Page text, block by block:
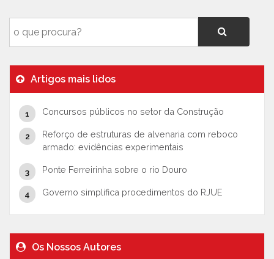
Artigos mais lidos
Concursos públicos no setor da Construção
Reforço de estruturas de alvenaria com reboco
armado: evidências experimentais
Ponte Ferreirinha sobre o rio Douro
Governo simplifica procedimentos do RJUE
Os Nossos Autores